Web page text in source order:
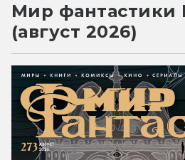
Мир фантастики
(август 2026)